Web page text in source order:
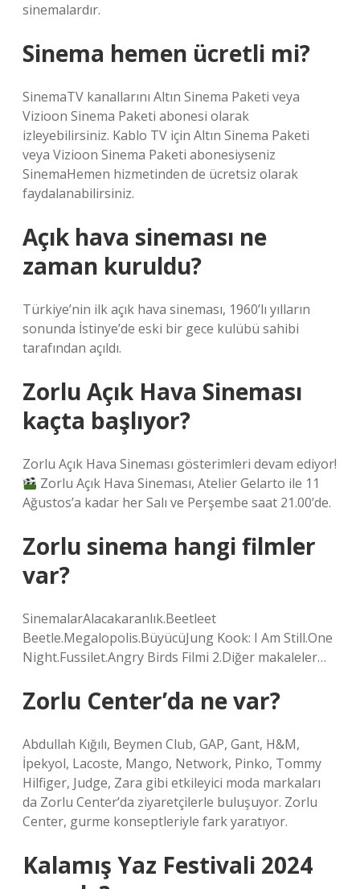
sinemalardır.
Sinema hemen ücretli mi?
SinemaTV kanallarını Altın Sinema Paketi veya
Vizioon Sinema Paketi abonesi olarak
izleyebilirsiniz. Kablo TV için Altın Sinema Paketi
veya Vizioon Sinema Paketi abonesiyseniz
SinemaHemen hizmetinden de ücretsiz olarak
faydalanabilirsiniz.
Açık hava sineması ne
zaman kuruldu?
Türkiye’nin ilk açık hava sineması, 1960’lı yılların
sonunda İstinye’de eski bir gece kulübü sahibi
tarafından açıldı.
Zorlu Açık Hava Sineması
kaçta başlıyor?
Zorlu Açık Hava Sineması gösterimleri devam ediyor!
Zorlu Açık Hava Sineması, Atelier Gelarto ile 11
Ağustos’a kadar her Salı ve Perşembe saat 21.00’de.
Zorlu sinema hangi filmler
var?
SinemalarAlacakaranlık.Beetleet
Beetle.Megalopolis.BüyücüJung Kook: I Am Still.One
Night.Fussilet.Angry Birds Filmi 2.Diğer makaleler…
Zorlu Center’da ne var?
Abdullah Kığılı, Beymen Club, GAP, Gant, H&M,
İpekyol, Lacoste, Mango, Network, Pinko, Tommy
Hilfiger, Judge, Zara gibi etkileyici moda markaları
da Zorlu Center’da ziyaretçilerle buluşuyor. Zorlu
Center, gurme konseptleriyle fark yaratıyor.
Kalamış Yaz Festivali 2024